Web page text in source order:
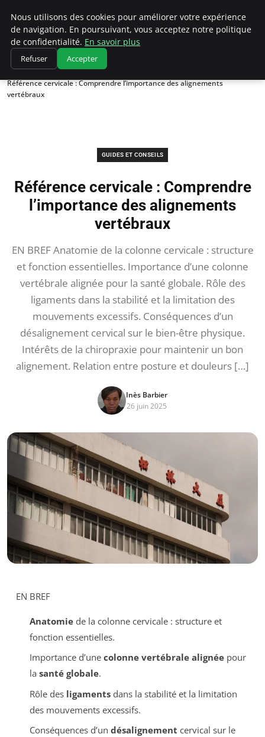
Chasseur De Tête
Accueil
Guides et Conseils
Référence cervicale : Comprendre l’importance des alignements
vertébraux
GUIDES ET CONSEILS
Référence cervicale : Comprendre
l’importance des alignements
vertébraux
EN BREF Anatomie de la colonne cervicale : structure
et fonction essentielles. Importance d’une colonne
vertébrale alignée pour la santé globale. Rôle des
ligaments dans la stabilité et la limitation des
mouvements excessifs. Conséquences d’un
désalignement cervical sur le bien-être physique.
Intérêts de la chiropraxie pour maintenir un bon
alignement. Relation entre posture et douleurs […]
Inès Barbier
26 juin 2025
EN BREF
Anatomiede la colonne cervicale : structure et
fonction essentielles.
Importance d’une colonne vertébrale alignéepour
la santé globale.
Rôle des ligamentsdans la stabilité et la limitation
des mouvements excessifs.
Conséquences d’un désalignement cervical sur le
Nous utilisons des cookies pour améliorer votre expérience
de navigation. En poursuivant, vous acceptez notre politique
de confidentialité. En savoir plus
Refuser Accepter